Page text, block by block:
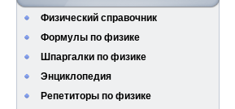
Физический справочник
Формулы по физике
Шпаргалки по физике
Энциклопедия
Репетиторы по физике